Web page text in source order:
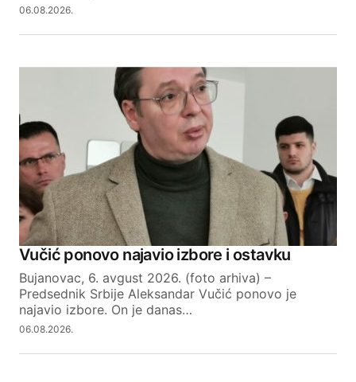
06.08.2026.
Vučić ponovo najavio izbore i ostavku
Bujanovac, 6. avgust 2026. (foto arhiva) –
Predsednik Srbije Aleksandar Vučić ponovo je
najavio izbore. On je danas…
06.08.2026.